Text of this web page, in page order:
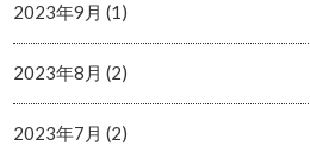
2023年9月 (1)
2023年8月 (2)
2023年7月 (2)